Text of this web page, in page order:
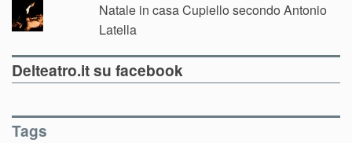
Natale in casa Cupiello secondo Antonio
Latella
Delteatro.it su facebook
Tags